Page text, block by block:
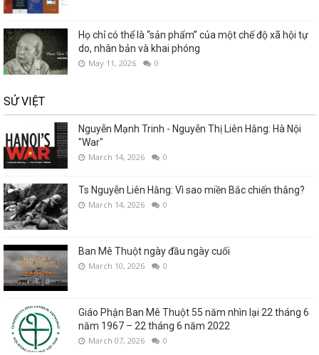
Họ chỉ có thể là “sản phẩm” của một chế độ xã hội tự
do, nhân bản và khai phóng
May 11, 2026 0
SỬ VIỆT
Nguyễn Mạnh Trinh - Nguyễn Thị Liên Hằng: Hà Nội
"War"
March 14, 2026 0
Ts Nguyễn Liên Hằng: Vì sao miền Bắc chiến thắng?
March 14, 2026 0
Ban Mê Thuột ngày đầu ngày cuối
March 10, 2026 0
Giáo Phận Ban Mê Thuột 55 năm nhìn lại 22 tháng 6
năm 1967 – 22 tháng 6 năm 2022
March 07, 2026 0